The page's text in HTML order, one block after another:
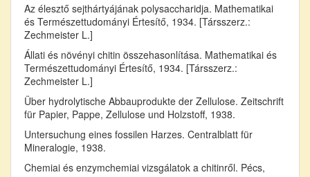
Az élesztő sejthártyájának polysaccharidja. Mathematikai
és Természettudományi Értesítő, 1934. [Társszerz.:
Zechmeister L.]
Állati és növényi chitin összehasonlítása. Mathematikai és
Természettudományi Értesítő, 1934. [Társszerz.:
Zechmeister L.]
Über hydrolytische Abbauprodukte der Zellulose. Zeitschrift
für Papier, Pappe, Zellulose und Holzstoff, 1938.
Untersuchung eines fossilen Harzes. Centralblatt für
Mineralogie, 1938.
Chemiai és enzymchemiai vizsgálatok a chitinről. Pécs,